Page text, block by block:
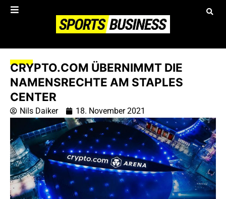
CRYPTO.COM ÜBERNIMMT DIE
NAMENSRECHTE AM STAPLES
CENTER
Nils Daiker 18. November 2021